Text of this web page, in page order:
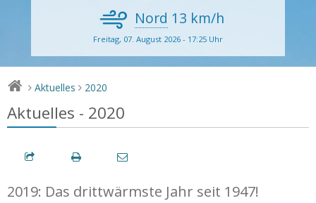
Nord 13 km/h
Freitag, 07. August 2026 - 17:25 Uhr
> Aktuelles > 2020
Aktuelles - 2020
2019: Das drittwärmste Jahr seit 1947!